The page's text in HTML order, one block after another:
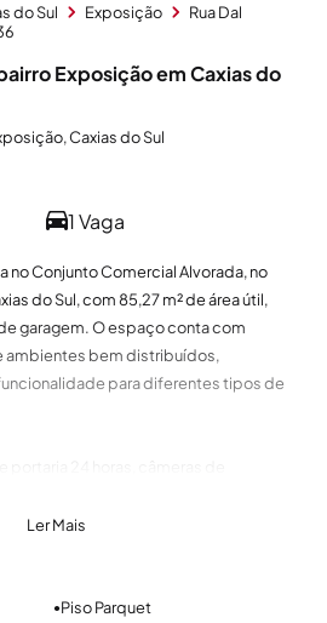
do Sul Exposição
Rua Dal
Exposição em Caxias do
Caxias do Sul
1 Vaga
no Conjunto Comercial Alvorada, no
do Sul, com 85,27 m² de área útil,
garagem. O espaço conta com
ambientes bem distribuídos,
para diferentes tipos de
Há possibilidade de locação
OBS: além das taxas informadas,
e IPTU do box.
Ler Mais
●Piso Parquet